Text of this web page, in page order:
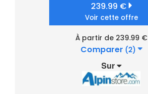
239.99 €
Voir cette offre
À partir de 239.99 €
Comparer (2)
Sur